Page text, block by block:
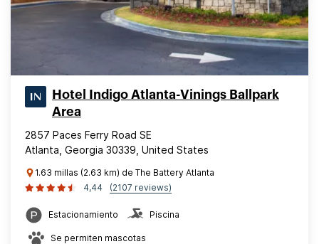
Hotel Indigo Atlanta-Vinings Ballpark
Area
2857 Paces Ferry Road SE
Atlanta, Georgia 30339, United States
1.63 millas (2.63 km) de The Battery Atlanta
4,44
(2107 reviews)
Estacionamiento Piscina
Se permiten mascotas